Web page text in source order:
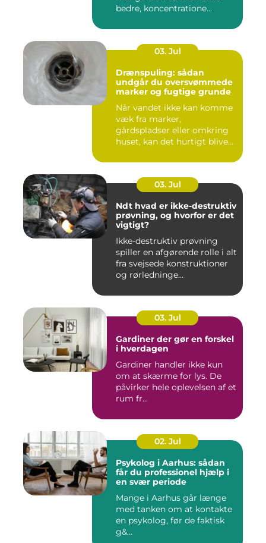
bedre, koncentratione...
03. Jul
Drænspuling: sådan
undgår du oversvømmede
marker og fugtige grunde
Når vandet ikke kan komme
væk fra marker,
gårdspladser eller omkring
huset, kan det hurtigt blive
03. Jul
Ndt hvad er ikke-destruktiv
prøvning, og hvorfor er det
vigtigt?
Ikke-destruktiv prøvning
spiller en afgørende rolle i alt
fra svejsede konstruktioner
og rørledninge...
03. Jul
Gardiner der gør en forskel
i hverdagen
Gardiner handler ikke kun
om at skærme for lys. De
påvirker hele oplevelsen af et
rum fr...
02. Jul
Psykolog i Aarhus: sådan
får du professionel hjælp i
en svær periode
Mange i Aarhus går længe
med tanken om at kontakte
en psykolog, før de faktisk
g&...